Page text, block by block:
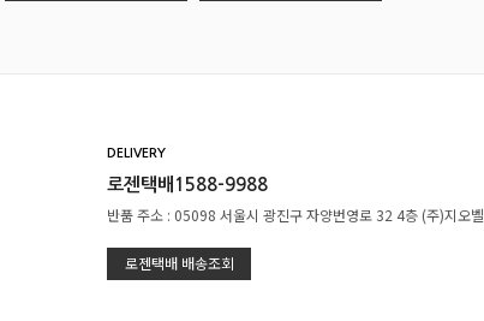
DELIVERY
로젠택배1588-9988
반품 주소 : 05098 서울시 광진구 자양번영로 32 4층 (주)지오벨
로젠택배 배송조회